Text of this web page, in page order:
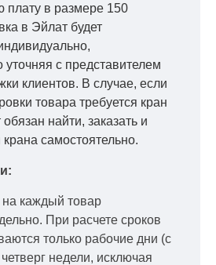
плату в размере 150
в Эйлат будет
уточняя с представителем
клиентов. В случае, если
товара требуется кран
найти, заказать и
крана самостоятельно.
на каждый товар
При расчете сроков
только рабочие дни (с
недели, исключая